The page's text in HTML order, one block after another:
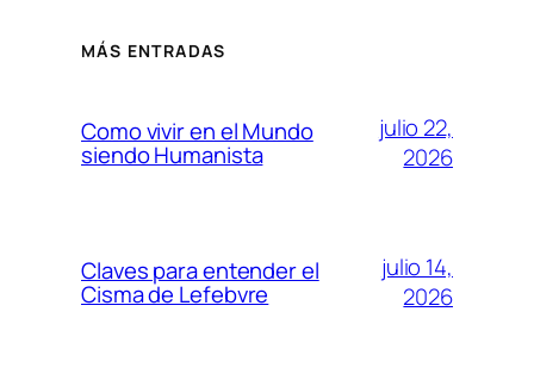
MÁS ENTRADAS
Como vivir en el Mundo
siendo Humanista
julio 22,
2026
Claves para entender el
Cisma de Lefebvre
julio 14,
2026